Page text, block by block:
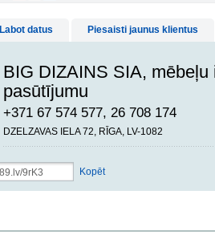
Labot datus Piesaisti jaunus klientus
BIG DIZAINS SIA, mēbeļu
pasūtījumu
+371 67 574 577, 26 708 174
DZELZAVAS IELA 72, RĪGA, LV-1082
Kopēt